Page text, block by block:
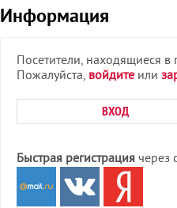
Информация
Посетители, находящиеся в
Пожалуйста, войдите или
ВХОД
Быстрая регистрация через